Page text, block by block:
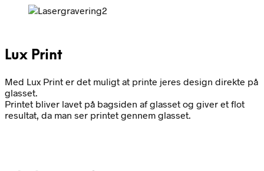
Lux Print
Med Lux Print er det muligt at printe jeres design direkte på
glasset.
Printet bliver lavet på bagsiden af glasset og giver et flot
resultat, da man ser printet gennem glasset.